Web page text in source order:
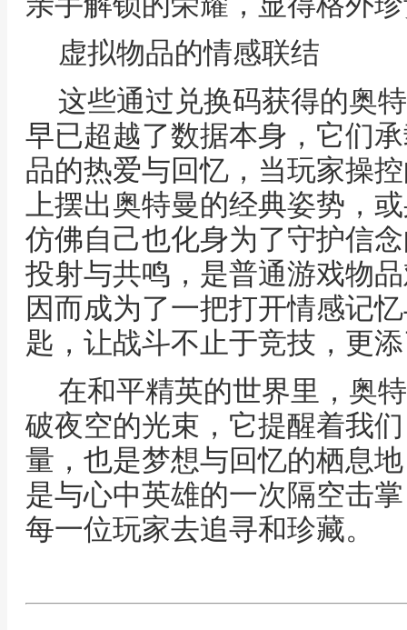
虚拟物品的情感联结
这些通过兑换码获得的奥
早已超越了数据本身，它们
品的热爱与回忆，当玩家操
上摆出奥特曼的经典姿势，
仿佛自己也化身为了守护信
投射与共鸣，是普通游戏物
因而成为了一把打开情感记
匙，让战斗不止于竞技，更
在和平精英的世界里，奥
破夜空的光束，它提醒着我
量，也是梦想与回忆的栖息
是与心中英雄的一次隔空击
每一位玩家去追寻和珍藏。